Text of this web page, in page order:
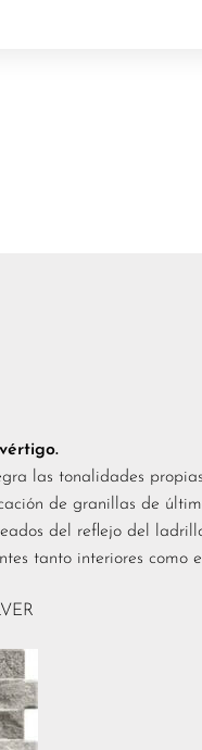
las tonalidades
de granillas de
del reflejo del
tanto interiores como